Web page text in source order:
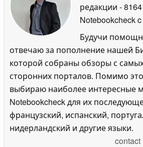
редакции -
Notebookcheck
Будучи
отвечаю за пополнение нашей
которой собраны обзоры с
сторонних порталов. Помимо
выбираю наиболее интересные
Notebookcheck для их
французский, испанский,
нидерландский и другие языки.
contact